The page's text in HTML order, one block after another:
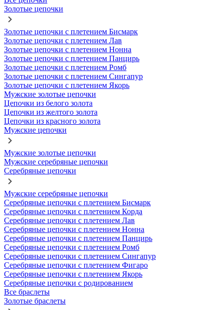
Золотые цепочки
Золотые цепочки с плетением Бисмарк
Золотые цепочки с плетением Лав
Золотые цепочки с плетением Нонна
Золотые цепочки с плетением Панцирь
Золотые цепочки с плетением Ромб
Золотые цепочки с плетением Сингапур
Золотые цепочки с плетением Якорь
Мужские золотые цепочки
Цепочки из белого золота
Цепочки из желтого золота
Цепочки из красного золота
Мужские цепочки
Мужские золотые цепочки
Мужские серебряные цепочки
Серебряные цепочки
Мужские серебряные цепочки
Серебряные цепочки с плетением Бисмарк
Серебряные цепочки с плетением Корда
Серебряные цепочки с плетением Лав
Серебряные цепочки с плетением Нонна
Серебряные цепочки с плетением Панцирь
Серебряные цепочки с плетением Ромб
Серебряные цепочки с плетением Сингапур
Серебряные цепочки с плетением Фигаро
Серебряные цепочки с плетением Якорь
Серебряные цепочки с родированием
Все браслеты
Золотые браслеты